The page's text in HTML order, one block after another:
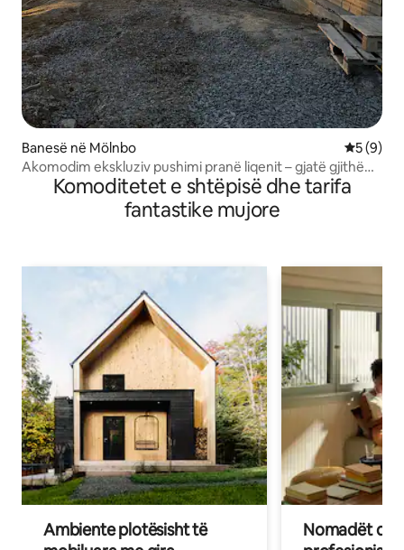
Banesë në Mölnbo
5 (9)
Akomodim ekskluziv pushimi pranë liqenit – gjatë gjithë
Komoditetet e shtëpisë dhe tarifa
fantastike mujore
Ambiente plotësisht të
Nomadët